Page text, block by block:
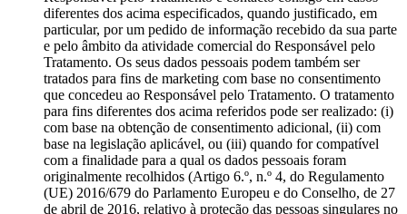
diferentes dos acima especificados, quando justificado, em
particular, por um pedido de informação recebido da sua parte
e pelo âmbito da atividade comercial do Responsável pelo
Tratamento. Os seus dados pessoais podem também ser
tratados para fins de marketing com base no consentimento
que concedeu ao Responsável pelo Tratamento. O tratamento
para fins diferentes dos acima referidos pode ser realizado: (i)
com base na obtenção de consentimento adicional, (ii) com
base na legislação aplicável, ou (iii) quando for compatível
com a finalidade para a qual os dados pessoais foram
originalmente recolhidos (Artigo 6.º, n.º 4, do Regulamento
(UE) 2016/679 do Parlamento Europeu e do Conselho, de 27
de abril de 2016, relativo à proteção das pessoas singulares no